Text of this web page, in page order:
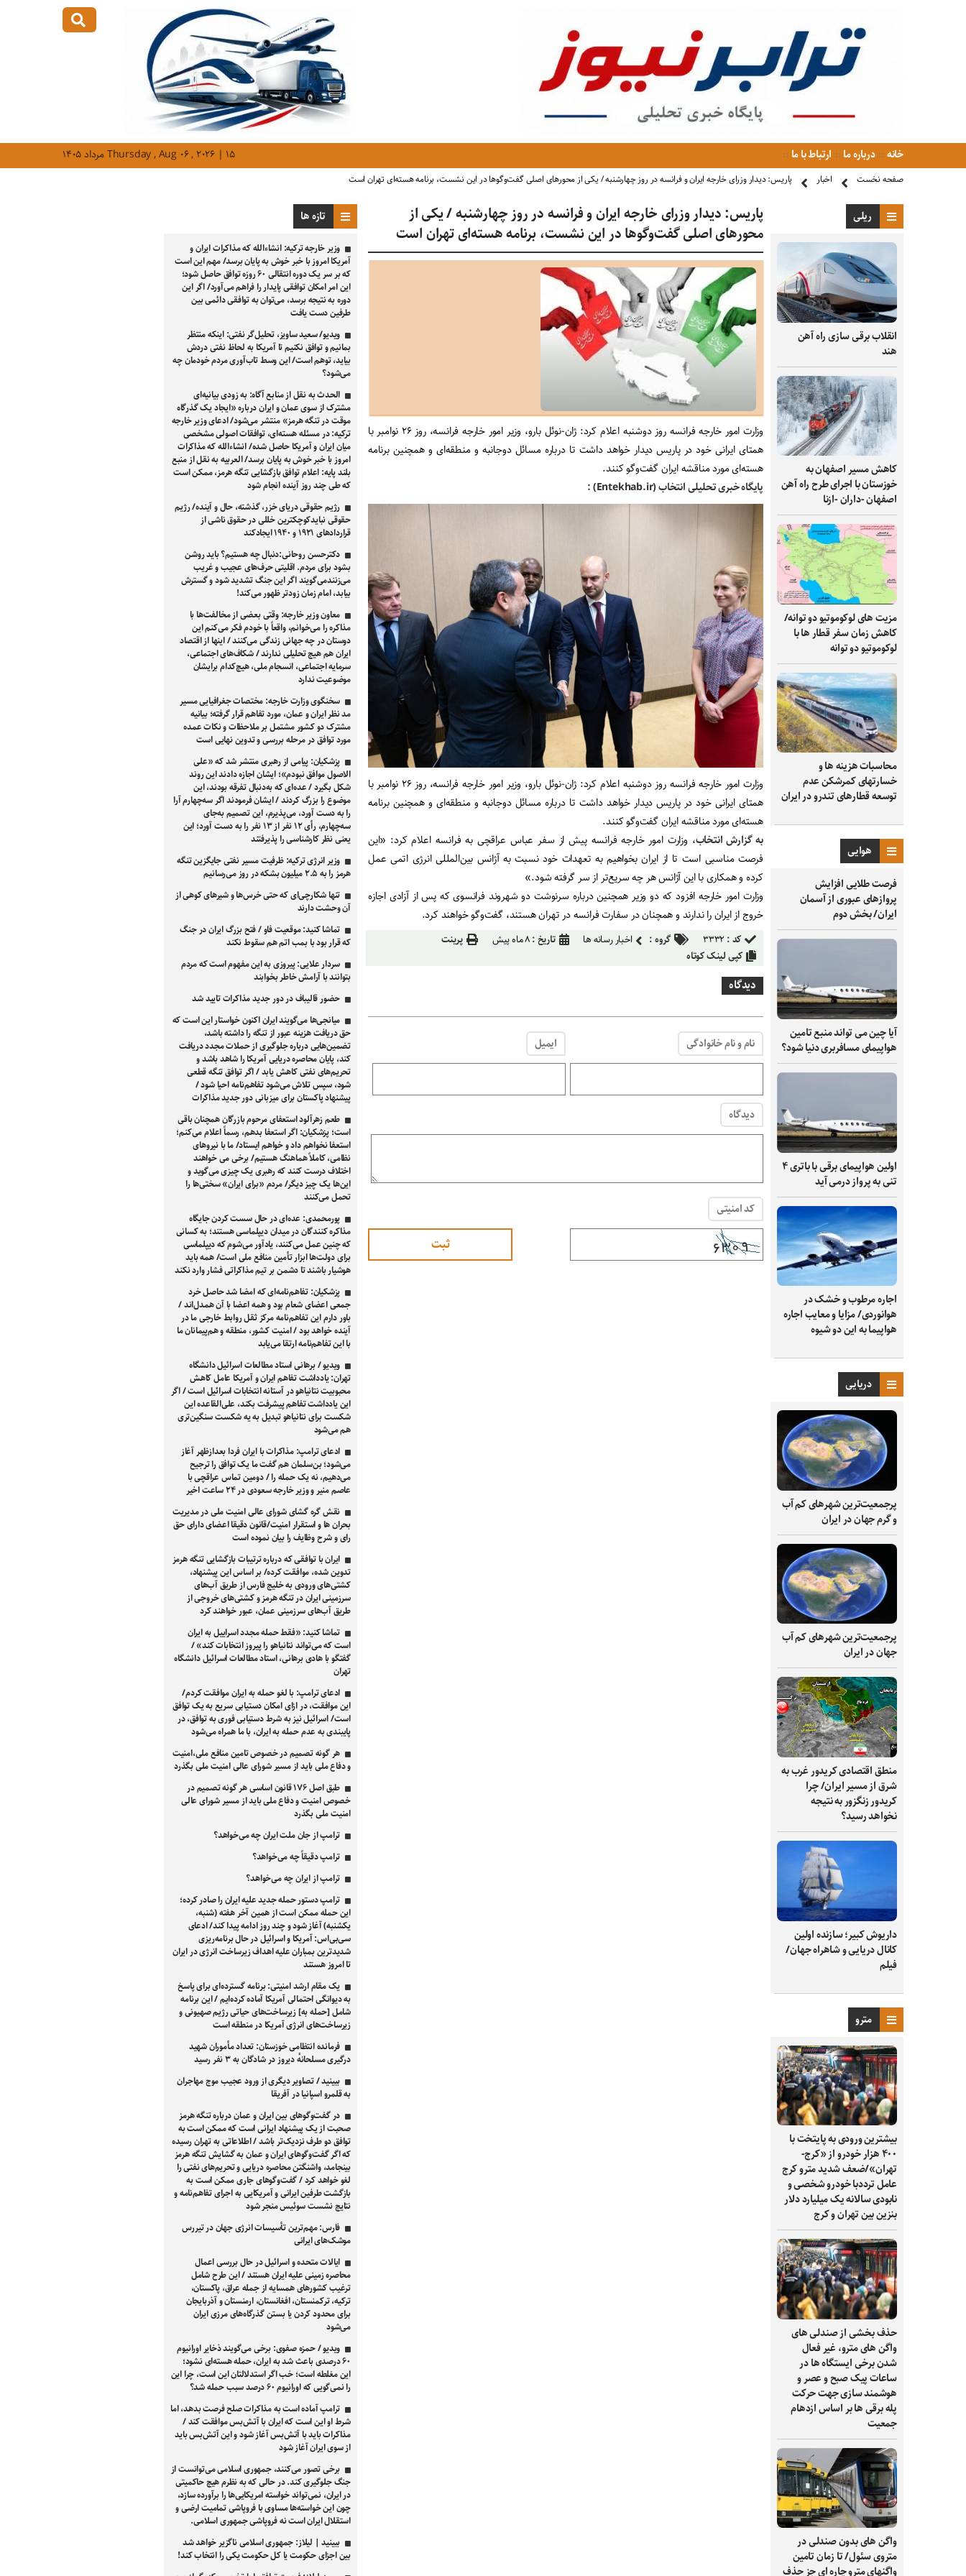
خانه درباره ما ارتباط با ما Thursday , Aug ۰۶ , ۲۰۲۶ | ۱۵ مرداد ۱۴۰۵
صفحه نخست اخبار پاریس: دیدار وزرای خارجه ایران و فرانسه در روز چهارشنبه / یکی از محور‌های اصلی گفت‌و‌گو‌ها در این نشست، برنامه هسته‌ای تهران است
ریلی
انقلاب برقی‌ سازی راه‌ آهن
هند
کاهش مسیر اصفهان به
خوزستان با اجرای طرح راه آهن
اصفهان -داران -ازنا
مزیت های لوکوموتیو دو توانه/
کاهش زمان سفر قطار ها با
لوکوموتیو دو توانه
محاسبات هزینه ها و
خسارتهای کمرشکن عدم
توسعه قطارهای تندرو در ایران
هوایی
فرصت طلایی افزایش
پروازهای عبوری از آسمان
ایران/ بخش دوم
آیا چین می تواند منبع تامین
هواپیمای مسافربری دنیا شود؟
اولین هواپیمای برقی با باتری ۴
تنی به پرواز درمی آید
اجاره مرطوب و خشک در
هوانوردی/ مزایا و معایب اجاره
هواپیما به این دو شیوه
دریایی
پرجمعیت‌ترین شهرهای کم آب
و گرم جهان در ایران
پرجمعیت‌ترین شهرهای کم آب
جهان در ایران
منطق اقتصادی کریدور غرب به
شرق از مسیر ایران/ چرا
کریدور زنگزور به نتیجه
نخواهد رسید؟
داریوش کبیر؛ سازنده اولین
کانال دریایی و شاهراه جهان/
فیلم
مترو
بیشترین ورودی به پایتخت با
۴۰۰ هزار خودرو از «کرج-
تهران»/ضعف شدید مترو کرج
عامل ترددبا خودرو شخصی و
نابودی سالانه یک میلیارد دلار
بنزین بین تهران و کرج
حذف بخشی از صندلی های
واگن های مترو، غیر فعال
شدن برخی ایستگاه ها در
ساعات پیک صبح و عصر و
هوشمند سازی جهت حرکت
پله برقی ها بر اساس ازدهام
جمعیت
واگن های بدون صندلی در
متروی سئول/ تا زمان تامین
واگنهای مترو چاره ای جز حذف
پاریس: دیدار وزرای خارجه ایران و فرانسه در روز چهارشنبه / یکی از
محور‌های اصلی گفت‌و‌گو‌ها در این نشست، برنامه هسته‌ای تهران است
وزارت امور خارجه فرانسه روز دوشنبه اعلام کرد: ژان-نوئل بارو، وزیر امور خارجه فرانسه، روز ۲۶ نوامبر با
همتای ایرانی خود در پاریس دیدار خواهد داشت تا درباره مسائل دوجانبه و منطقه‌ای و همچنین برنامه
هسته‌ای مورد مناقشه ایران گفت‌وگو کنند.
پایگاه خبری تحلیلی انتخاب (Entekhab.ir) :
وزارت امور خارجه فرانسه روز دوشنبه اعلام کرد: ژان-نوئل بارو، وزیر امور خارجه فرانسه، روز ۲۶ نوامبر با
همتای ایرانی خود در پاریس دیدار خواهد داشت تا درباره مسائل دوجانبه و منطقه‌ای و همچنین برنامه
هسته‌ای مورد مناقشه ایران گفت‌وگو کنند.
به گزارش انتخاب، وزارت امور خارجه فرانسه پیش از سفر عباس عراقچی به فرانسه اعلام کرد: «این
فرصت مناسبی است تا از ایران بخواهیم به تعهدات خود نسبت به آژانس بین‌المللی انرژی اتمی عمل
کرده و همکاری با این آژانس هر چه سریع‌تر از سر گرفته شود.»
وزارت امور خارجه افزود که دو وزیر همچنین درباره سرنوشت دو شهروند فرانسوی که پس از آزادی اجازه
خروج از ایران را ندارند و همچنان در سفارت فرانسه در تهران هستند، گفت‌وگو خواهند کرد.
کد : ۳۳۳۲ گروه : اخبار رسانه ها تاریخ :۸ ماه پیش
پرینت
کپی لینک کوتاه
دیدگاه
نام و نام خانوادگی ایمیل
دیدگاه
کد امنیتی
تازه ها
وزیر خارجه ترکیه: انشاءالله که مذاکرات ایران و
آمریکا امروز با خبر خوش به پایان برسد/ مهم این است
که بر سر یک دوره انتقالی ۶۰ روزه توافق حاصل شود؛
این امر امکان توافقی پایدار را فراهم می‌آورد/ اگر این
دوره به نتیجه برسد، می‌توان به توافقی دائمی بین
طرفین دست یافت
ویدیو/ سعید ساویز، تحلیل‌گر نفتی: اینکه منتظر
بمانیم و توافق نکنیم تا آمریکا به لحاظ نفتی دردش
بیاید، توهم است/ این وسط تاب‌آوری مردم خودمان چه
می‌شود؟
الحدث به نقل از منابع آگاه: به زودی بیانیه‌ای
مشترک از سوی عمان و ایران درباره «ایجاد یک گذرگاه
موقت در تنگه هرمز» منتشر می‌شود/ ادعای وزیر خارجه
ترکیه: در مسئله هسته‌ای، توافقات اصولی مشخصی
میان ایران و آمریکا حاصل شده/ انشاءالله که مذاکرات
امروز با خبر خوش به پایان برسد/ العربیه به نقل از منبع
بلند پایه: اعلام توافق بازگشایی تنگه هرمز، ممکن است
که طی چند روز آینده انجام شود
رژیم حقوقی دریای خزر، گذشته، حال و آینده/ رژیم
حقوقی نبایدکوچکترین خللی در حقوق ناشی از
قراردادهای ۱۹۲۱ و ۱۹۴۰ ایجادکند
دکترحسن روحانی:دنبال چه هستیم؟ باید روشن
بشود برای مردم. اقلیتی حرف‌های عجیب و غریب
می‌زنندمی‌گویند اگر این جنگ تشدید شود و گسترش
بیابد، امام زمان زودتر ظهور می‌کند!
معاون وزیر خارجه: وقتی بعضی از مخالفت‌ها با
مذاکره را می‌خوانم، واقعاً با خودم فکر می‌کنم این
دوستان در چه جهانی زندگی می‌کنند / اینها از اقتصاد
ایران هم هیچ تحلیلی ندارند / شکاف‌های اجتماعی،
سرمایه اجتماعی، انسجام ملی، هیچ‌کدام برایشان
موضوعیت ندارد
سخنگوی وزارت خارجه: مختصات جغرافیایی مسیر
مد نظر ایران و عمان، مورد تفاهم قرار گرفته؛ بیانیه
مشترک دو کشور مشتمل بر ملاحظات و نکات عمده
مورد توافق در مرحله بررسی و تدوین نهایی است
پزشکیان: پیامی از رهبری منتشر شد که «علی
الاصول موافق نبودم»؛ ایشان اجازه دادند این روند
شکل بگیرد / عده‌ای که به‌دنبال تفرقه بودند، این
موضوع را بزرگ کردند / ایشان فرمودند اگر سه‌چهارم آرا
را به دست آورد، می‌پذیرم، این تصمیم به‌جای
سه‌چهارم، رأی ۱۲ نفر از ۱۳ نفر را به دست آورد؛ این
یعنی نظر کارشناسی را پذیرفتند
وزیر انرژی ترکیه: ظرفیت مسیر نفتی جایگزین تنگه
هرمز را به ۲.۵ میلیون بشکه در روز می‌رسانیم
تنها شکارچی‌ای که حتی خرس‌ها و شیرهای کوهی از
آن وحشت دارند
تماشا کنید: موقعیت فاو / فتح بزرگ ایران در جنگ
که قرار بود با بمب اتم هم سقوط نکند
سردار علایی: پیروزی به این مفهوم است که مردم
بتوانند با آرامش خاطر بخوابند
حضور قالیباف در دور جدید مذاکرات تایید شد
میانجی‌ها می‌گویند ایران اکنون خواستار این است که
حق دریافت هزینه عبور از تنگه را داشته باشد،
تضمین‌هایی درباره جلوگیری از حملات مجدد دریافت
کند، پایان محاصره دریایی آمریکا را شاهد باشد و
تحریم‌های نفتی کاهش یابد / اگر توافق تنگه قطعی
شود، سپس تلاش می‌شود تفاهم‌نامه احیا شود /
پیشنهاد پاکستان برای میزبانی دور جدید مذاکرات
طعم زهرآلود استعفای مرحوم بازرگان همچنان باقی
است؛ پزشکیان: اگر استعفا بدهم، رسماً اعلام می‌کنم؛
استعفا نخواهم داد و خواهم ایستاد/ ما با نیروهای
نظامی، کاملاً هماهنگ هستیم/ برخی می خواهند
اختلاف درست کنند که رهبری یک چیزی می‌گوید و
این‌ها یک چیز دیگر/ مردم «برای ایران» سختی‌ها را
تحمل می‌کنند
پورمحمدی: عده‌ای در حال سست کردن جایگاه
مذاکره کنندگان در میدان دیپلماسی هستند؛ به کسانی
که چنین عمل می‌کنند، یادآور می‌شوم که دیپلماسی
برای دولت‌ها ابزار تأمین منافع ملی است/ همه باید
هوشیار باشند تا دشمن بر تیم مذاکراتی فشار وارد نکند
پزشکیان: تفاهم‌نامه‌ای که امضا شد حاصل خرد
جمعی اعضای شعام بود و همه اعضا با آن همدل‌اند /
باور دارم این تفاهم‌نامه مرکز ثقل روابط خارجی ما در
آینده خواهد بود / امنیت کشور، منطقه و هم‌پیمانان ما
با این تفاهم‌نامه ارتقا می‌یابد
ویدیو / برهانی استاد مطالعات اسرائیل دانشگاه
تهران: یادداشت تفاهم ایران و آمریکا عامل کاهش
محبوبیت نتانیاهو در آستانه انتخابات اسرائیل است / اگر
این یادداشت تفاهم پیشرفت بکند، علی‌القاعده این
شکست برای نتانیاهو تبدیل به یه شکست سنگین‌تری
هم می‌شود
ادعای ترامپ: مذاکرات با ایران فردا بعدازظهر آغاز
می‌شود؛ بن‌سلمان هم گفت ما یک توافق را ترجیح
می‌دهیم، نه یک حمله را / دومین تماس عراقچی با
عاصم منیر و وزیر خارجه سعودی در ۲۴ ساعت اخیر
نقش گره گشای شورای عالی امنیت ملی در مدیریت
بحران ها و استقرار امنیت/قانون دقیقا اعضای دارای حق
رای و شرح وظایف را بیان نموده است
ایران با توافقی که درباره ترتیبات بازگشایی تنگه هرمز
تدوین شده، موافقت کرده/ بر اساس این پیشنهاد،
کشتی‌های ورودی به خلیج فارس از طریق آب‌های
سرزمینی ایران در تنگه هرمز و کشتی‌های خروجی از
طریق آب‌های سرزمینی عمان، عبور خواهند کرد
تماشا کنید: «فقط حمله مجدد اسراییل به ایران
است که می‌تواند نتانیاهو را پیروز انتخابات کند» /
گفتگو با هادی برهانی، استاد مطالعات اسرائیل دانشگاه
تهران
ادعای ترامپ: با لغو حمله به ایران موافقت کردم/
این موافقت، در ازای امکان دستیابی سریع به یک توافق
است/ اسرائیل نیز به شرط دستیابی فوری به توافق، در
پایبندی به عدم حمله به ایران، با ما همراه می‌شود
هر گونه تصمیم در خصوص تامین منافع ملی،امنیت
و دفاع ملی باید از مسیر شورای عالی امنیت ملی بگذرد
طبق اصل ۱۷۶ قانون اساسی هر گونه تصمیم در
خصوص امنیت و دفاع ملی باید از مسیر شورای عالی
امنیت ملی بگذرد
ترامپ از جان ملت ایران چه می‌خواهد؟
ترامپ دقیقاً چه می‌خواهد؟
ترامپ از ایران چه می‌خواهد؟
ترامپ دستور حمله جدید علیه ایران را صادر کرده؛
این حمله ممکن است از همین آخر هفته (شنبه،
یکشنبه) آغاز شود و چند روز ادامه پیدا کند/ ادعای
سی‌بی‌اس: آمریکا و اسرائیل در حال برنامه‌ریزی
شدیدترین بمباران علیه اهداف زیرساخت انرژی در ایران
تا امروز هستند
یک مقام ارشد امنیتی: برنامه گسترده‌ای برای پاسخ
به دیوانگی احتمالی آمریکا آماده کرده‌ایم / این برنامه
شامل [حمله به] زیرساخت‌های حیاتی رژیم صهیونی و
زیرساخت‌های انرژی آمریکا در منطقه است
فرمانده انتظامی خوزستان: تعداد مأموران شهید
درگیری مسلحانهٔ دیروز در شادگان به ۳ نفر رسید
ببینید / تصاویر دیگری از ورود عجیب موج مهاجران
به قلمرو اسپانیا در آفریقا
در گفت‌وگوهای بین ایران و عمان درباره تنگه هرمز
صحبت از یک پیشنهاد ایرانی است که ممکن است به
توافق دو طرف نزدیک‌تر باشد / اطلاعاتی به تهران رسیده
که اگر گفت‌وگوهای ایران و عمان به گشایش تنگه هرمز
بینجامد، واشنگتن محاصره دریایی و تحریم‌های نفتی را
لغو خواهد کرد / گفت‌وگوهای جاری ممکن است به
بازگشت طرفین ایرانی و آمریکایی به اجرای تفاهم‌نامه و
نتایج نشست سوئیس منجر شود
فارس: مهم‌ترین تأسیسات انرژی جهان در تیررس
موشک‌های ایرانی
ایالات متحده و اسرائیل در حال بررسی اعمال
محاصره زمینی علیه ایران هستند / این طرح شامل
ترغیب کشور‌های همسایه از جمله عراق، پاکستان،
ترکیه، ترکمنستان، افغانستان، ارمنستان و آذربایجان
برای محدود کردن یا بستن گذرگاه‌های مرزی ایران
می‌شود
ویدیو / حمزه صفوی: برخی می‌گویند ذخایر اورانیوم
۶۰ درصدی باعث شد به ایران، حمله هسته‌ای نشود؛
این مغلطه است؛ خب اگر استدلالتان این است، چرا این
را نمی‌گویی که اورانیوم ۶۰ درصد سبب حمله شد؟
ترامپ آماده است به مذاکرات صلح فرصت بدهد، اما
شرط او این است که ایران با آتش‌بس موافقت کند /
مذاکرات باید با آتش‌بس آغاز شود و این آتش‌بس باید
از سوی ایران آغاز شود
برخی تصور می‌کنند، جمهوری اسلامی می‌توانست از
جنگ جلوگیری کند. در حالی که به نظرم هیچ حاکمیتی
در ایران، نمی‌تواند خواسته امریکایی‌ها را برآورده سازد،
چون این خواسته‌ها مساوی با فروپاشی تمامیت ارضی و
استقلال ایران است نه فروپاشی جمهوری اسلامی.
ببینید | لیلاز: جمهوری اسلامی ناگزیر خواهد شد
بین اجزای حکومت یا کل حکومت یکی را انتخاب کند!